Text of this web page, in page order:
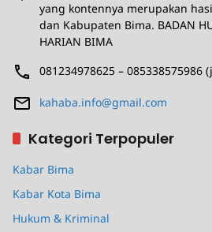
yang kontennya merupakan
dan Kabupaten Bima. BADAN
HARIAN BIMA
081234978625 – 085338575986
kahaba.info@gmail.com
Kategori Terpopuler
Kabar Bima
Kabar Kota Bima
Hukum & Kriminal